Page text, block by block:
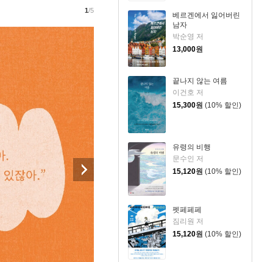
베르겐에서 잃어버린
남자
박순영 저
13,000원
끝나지 않는 여름
이건호 저
15,300원 (10% 할인)
유령의 비행
문수인 저
15,120원 (10% 할인)
펫페페페
짐리원 저
15,120원 (10% 할인)
1/5